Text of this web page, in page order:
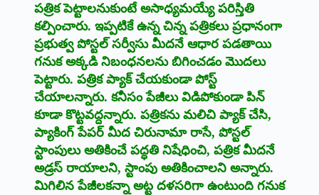
పత్రిక పెట్టాలనుకుంటే అసాధ్యమయ్యే పరిస్తితి
కల్పించారు. ఇప్పటికే ఉన్న చిన్న పత్రికలు ప్రధానంగా
ప్రభుత్వ పోస్టల్‌ ‌సర్వీసు మీదనే ఆధార పడతాయి
గనుక అక్కడి నిబంధనలను బిగించడం మొదలు
పెట్టారు. పత్రిక ప్యాక్‌ ‌చేయకుండా పోస్ట్
‌చేయాలన్నారు. కనీసం పేజీలు విడిపోకుండా పిన్‌
‌కూడా కొట్టవద్దన్నారు. పత్రికను మలిచి ప్యాక్‌ ‌చేసి,
ప్యాకింగ్‌ ‌పేపర్‌ ‌మీద చిరునామా రాసే, పోస్టల్‌
‌స్టాంపులు అతికించే పద్ధతి నిషేధించి, పత్రిక మీదనే
అడ్రస్‌ ‌రాయాలని, స్టాంపు అతికించాలని అన్నారు.
మిగిలిన పేజీలకన్నా అట్ట దళసరిగా ఉంటుంది గనుక